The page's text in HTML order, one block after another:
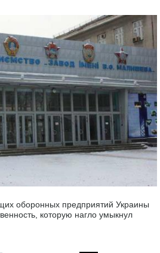
оборонных предприятий Украины
которую нагло умыкнул